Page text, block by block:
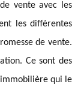
vente avec les
les différentes
de vente.
Ce sont des
immobilière qui le